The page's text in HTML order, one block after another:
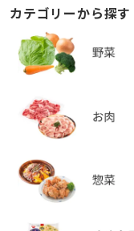
カテゴリーから探す